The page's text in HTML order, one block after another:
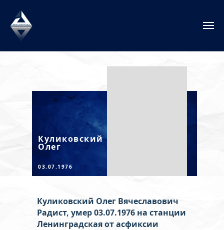
Куликовский
Олег
03.07.1976
Куликовский Олег Вячеславович
Радист, умер 03.07.1976 на станции
Ленинградская отасфиксии